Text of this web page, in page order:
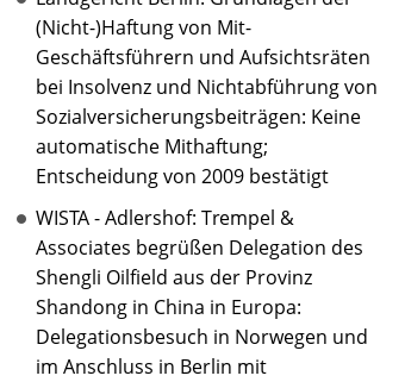
(Nicht-)Haftung von Mit-
Geschäftsführern und Aufsichtsräten
bei Insolvenz und Nichtabführung von
Sozialversicherungsbeiträgen: Keine
automatische Mithaftung;
Entscheidung von 2009 bestätigt
WISTA - Adlershof: Trempel &
Associates begrüßen Delegation des
Shengli Oilfield aus der Provinz
Shandong in China in Europa:
Delegationsbesuch in Norwegen und
im Anschluss in Berlin mit